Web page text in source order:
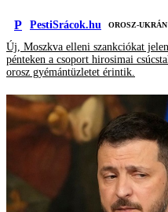
P PestiSrácok.hu OROSZ-
Új, Moszkva elleni szankciókat
pénteken a csoport hirosimai
orosz gyémántüzletet érintik.